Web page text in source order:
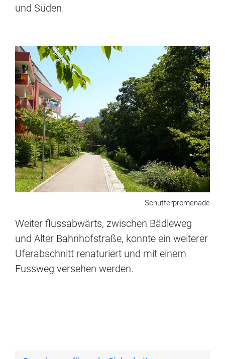
und Süden.
Schutterpromenade
Weiter flussabwärts, zwischen Bädleweg
und Alter Bahnhofstraße, konnte ein weiterer
Uferabschnitt renaturiert und mit einem
Fussweg versehen werden.